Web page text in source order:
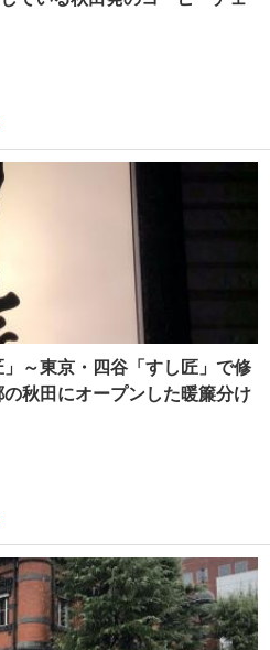
～東京・四谷「すし匠」で修
秋田にオープンした暖簾分け